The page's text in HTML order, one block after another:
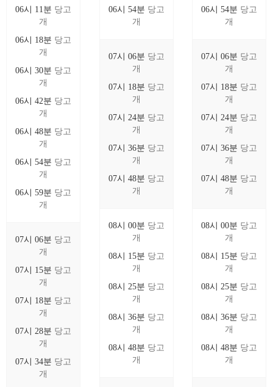
06시 11분 당고
개
06시 18분 당고
개
06시 30분 당고
개
06시 42분 당고
개
06시 48분 당고
개
06시 54분 당고
개
06시 59분 당고
개
07시 06분 당고
개
07시 15분 당고
개
07시 18분 당고
개
07시 28분 당고
개
07시 34분 당고
개
06시 54분 당고
개
07시 06분 당고
개
07시 18분 당고
개
07시 24분 당고
개
07시 36분 당고
개
07시 48분 당고
개
08시 00분 당고
개
08시 15분 당고
개
08시 25분 당고
개
08시 36분 당고
개
08시 48분 당고
개
06시 54분 당고
개
07시 06분 당고
개
07시 18분 당고
개
07시 24분 당고
개
07시 36분 당고
개
07시 48분 당고
개
08시 00분 당고
개
08시 15분 당고
개
08시 25분 당고
개
08시 36분 당고
개
08시 48분 당고
개